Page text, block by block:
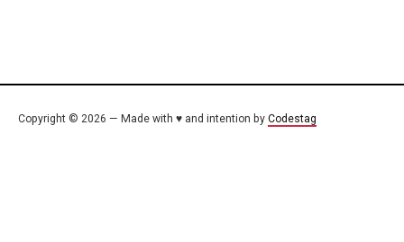
Copyright © 2026 — Made with ♥ and intention by Codestag